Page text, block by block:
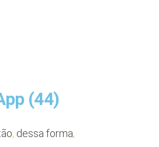
(44)
, dessa forma,